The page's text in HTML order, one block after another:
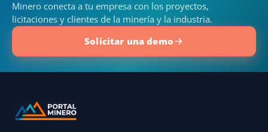
Minero conecta a tu empresa con los proyectos,
licitaciones y clientes de la minería y la industria.
Solicitar una demo